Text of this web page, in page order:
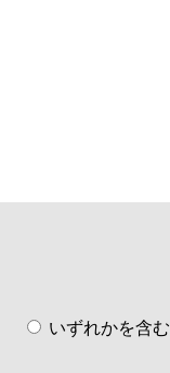
いずれかを含む